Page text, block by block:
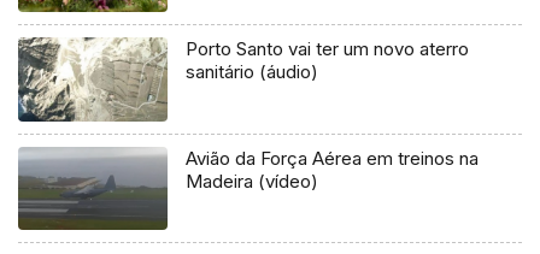
Porto Santo vai ter um novo aterro
sanitário (áudio)
Avião da Força Aérea em treinos na
Madeira (vídeo)